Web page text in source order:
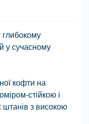
у сучасному
кофти на
стійкою і
з високою